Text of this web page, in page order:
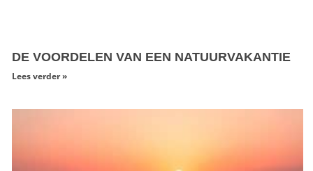
DE VOORDELEN VAN EEN NATUURVAKANTIE
Lees verder »